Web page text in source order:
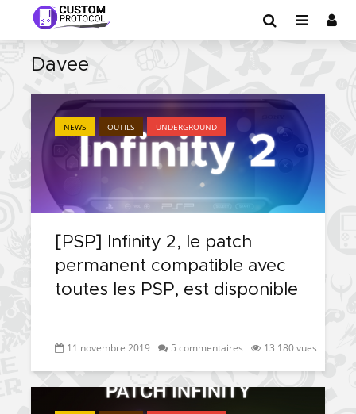
Davee
NEWS OUTILS UNDERGROUND
[PSP] Infinity 2, le patch
permanent compatible avec
toutes les PSP, est disponible
11 novembre 2019 5 commentaires 13 180 vues